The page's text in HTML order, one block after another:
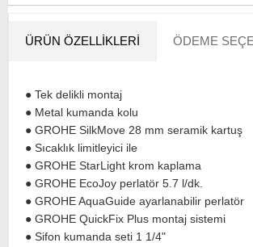
ÜRÜN ÖZELLIKLERI ÖDEME
● Tek delikli montaj
● Metal kumanda kolu
● GROHE SilkMove 28 mm seramik kartuş
● Sıcaklık limitleyici ile
● GROHE StarLight krom kaplama
● GROHE EcoJoy perlatör 5.7 l/dk.
● GROHE AquaGuide ayarlanabilir perlatör
● GROHE QuickFix Plus montaj sistemi
● Sifon kumanda seti 1 1/4"